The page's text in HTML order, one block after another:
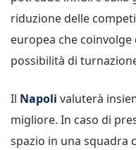
riduzione delle
europea che
possibilità di
Il Napoli valuterà
migliore. In caso di
spazio in una squadra